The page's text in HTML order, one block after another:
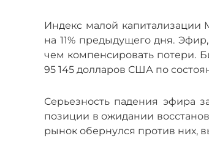
Индекс малой капитализации
на 11% предыдущего дня.
чем компенсировать потери.
95 145 долларов США по
Серьезность падения эфира
позиции в ожидании
рынок обернулся против них,